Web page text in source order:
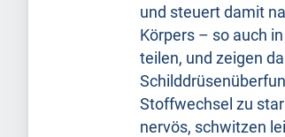
und steuert damit
Körpers – so auch
teilen, und zeigen
Stoffwechsel zu
nervös, schwitzen